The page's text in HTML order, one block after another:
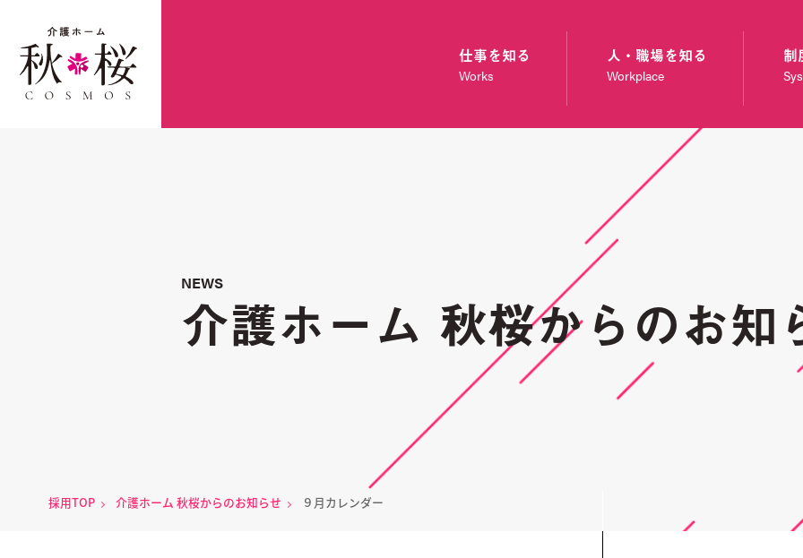
仕事を知る
Works
人・職場を知る
Workplace
制
NEWS
介護ホーム 秋桜からのお知
採用TOP 介護ホーム 秋桜からのお知らせ ９月カレンダー